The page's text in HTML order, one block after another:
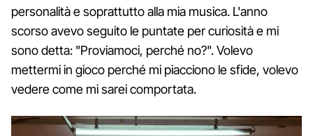
personalità e soprattutto alla mia musica. L'anno
scorso avevo seguito le puntate per curiosità e mi
sono detta: "Proviamoci, perché no?". Volevo
mettermi in gioco perché mi piacciono le sfide, volevo
vedere come mi sarei comportata.